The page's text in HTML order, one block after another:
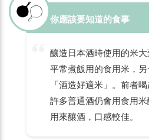
你應該要知道的食事
釀造日本酒時使用的米
平常煮飯用的食用米，
「酒造好適米」。前者
許多普通酒仍會用食用
用來釀酒，口感較佳。